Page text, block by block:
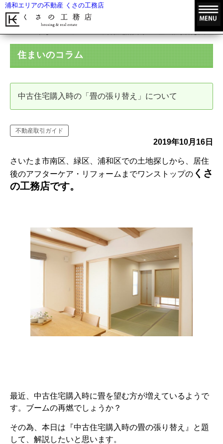
浦和エリアの不動産 くさの工務店
中古住宅購入時の「畳の張り替え」につ
住まいのコラム
中古住宅購入時の「畳の張り替え」について
不動産取引ガイド
2019年10月16日
さいたま市南区、緑区、浦和区での土地探しから、居住
後のアフターケア・リフォームまでワンストップの くさ
の工務店です。
最近、中古住宅購入時に畳を望む方が増えているようで
す。ブームの再燃でしょうか？
その為、本日は『中古住宅購入時の畳の張り替え』と題
して、解説したいと思います。